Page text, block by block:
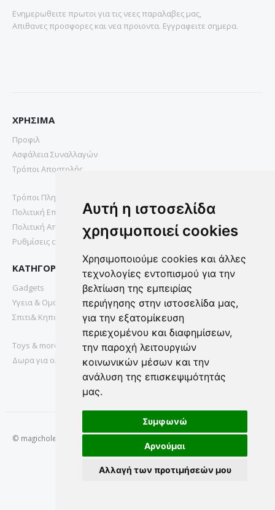
Αυτή η ιστοσελίδα
χρησιμοποιεί cookies
Χρησιμοποιούμε cookies και άλλες
τεχνολογίες εντοπισμού για την
βελτίωση της εμπειρίας
περιήγησης στην ιστοσελίδα μας,
για την εξατομίκευση
περιεχομένου και διαφημίσεων,
την παροχή λειτουργιών
κοινωνικών μέσων και την
ανάλυση της επισκεψιμότητάς
μας.
Συμφωνώ
Αρνούμαι
Αλλαγή των προτιμήσεών μου
Ενημερωθειτε πρωτοι για τις νεες παραλαβες μας,
Απιθανες προσφορες και νεα προιοντα. Εγγραφειτε σημερα.
ΧΡΗΣΙΜΑ
Προφιλ
Ασφάλεια Συναλλαγών
Τρόποι Αποστολής
Τρόποι Πληρωμής
Πολιτική Επιστροφών
Πολιτική Απορρήτου
Ρυθμίσεις cookies
ΚΑΤΗΓΟΡΙΕΣ
Gadgets
Υγεια & Ομορφια
Σπιτι& Κηπος
Toys & more
Δωρα για ολους
© magichole.gr 2022. All Rights Reserved.